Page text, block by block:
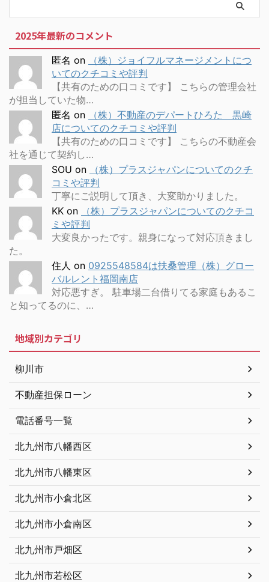
2025年最新のコメント
匿名 on
（株）ジョイフルマネージメントにつ
いてのクチコミや評判
【共有のための口コミです】 こちらの管理会社
が担当していた物…
匿名 on
（株）不動産のデパートひろた 黒崎
店についてのクチコミや評判
【共有のための口コミです】 こちらの不動産会
社を通じて契約し…
SOU on
（株）プラスジャパンについてのクチ
コミや評判
丁寧にご説明して頂き、大変助かりました。
KK on
（株）プラスジャパンについてのクチコ
ミや評判
大変良かったです。親身になって対応頂きまし
た。
住人 on 0925548584は扶桑管理（株）グロー
バルレント福岡南店
対応悪すぎ。 駐車場二台借りてる家庭もあるこ
と知ってるのに、…
地域別カテゴリ
柳川市
不動産担保ローン
電話番号一覧
北九州市八幡西区
北九州市八幡東区
北九州市小倉北区
北九州市小倉南区
北九州市戸畑区
北九州市若松区